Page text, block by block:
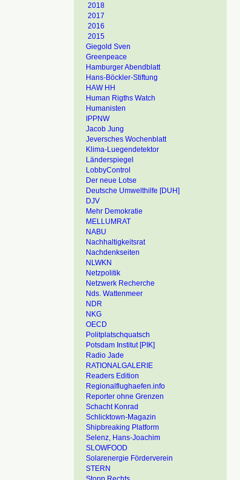
2018
2017
2016
2015
Giegold Sven
Greenpeace
Hamburger Abendblatt
Hans-Böckler-Stiftung
HAW HH
Human Rigths Watch
Humanisten
IPPNW
Jacob Jung
Jeversches Wochenblatt
Klima-Luegendetektor
Länderspiegel
LobbyControl
Der neue Lotse
Deutsche Umwelthilfe [DUH]
DJV
Mehr Demokratie
MELLUMRAT
NABU
Nachhaltigkeitsrat
Nachdenkseiten
NLWKN
Netzpolitik
Netzwerk Recherche
Nds. Wattenmeer
NDR
NKG
OECD
Politplatschquatsch
Potsdam Institut [PIK]
Radio Jade
RATIONALGALERIE
Readers Edition
Regionalflughaefen.info
Reporter ohne Grenzen
Schacht Konrad
Schlicktown-Magazin
Shipbreaking Platform
Selenz, Hans-Joachim
SLOWFOOD
Solarenergie Förderverein
STERN